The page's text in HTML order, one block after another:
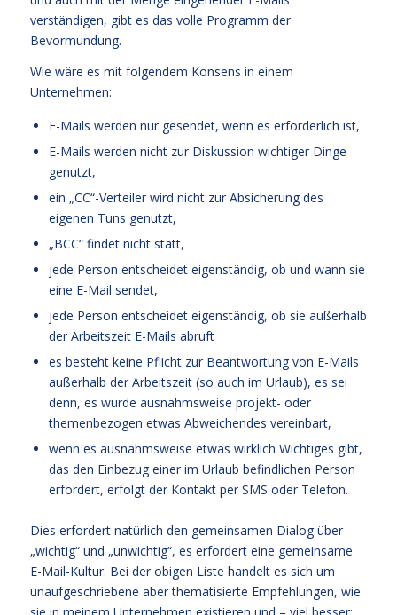
verständigen, gibt es das volle Programm der
Bevormundung.
Wie wäre es mit folgendem Konsens in einem
Unternehmen:
E-Mails werden nur gesendet, wenn es erforderlich ist,
E-Mails werden nicht zur Diskussion wichtiger Dinge
genutzt,
ein „CC“-Verteiler wird nicht zur Absicherung des
eigenen Tuns genutzt,
„BCC“ findet nicht statt,
jede Person entscheidet eigenständig, ob und wann sie
eine E-Mail sendet,
jede Person entscheidet eigenständig, ob sie außerhalb
der Arbeitszeit E-Mails abruft
es besteht keine Pflicht zur Beantwortung von E-Mails
außerhalb der Arbeitszeit (so auch im Urlaub), es sei
denn, es wurde ausnahmsweise projekt- oder
themenbezogen etwas Abweichendes vereinbart,
wenn es ausnahmsweise etwas wirklich Wichtiges gibt,
das den Einbezug einer im Urlaub befindlichen Person
erfordert, erfolgt der Kontakt per SMS oder Telefon.
Dies erfordert natürlich den gemeinsamen Dialog über
„wichtig“ und „unwichtig“, es erfordert eine gemeinsame
E-Mail-Kultur. Bei der obigen Liste handelt es sich um
unaufgeschriebene aber thematisierte Empfehlungen, wie